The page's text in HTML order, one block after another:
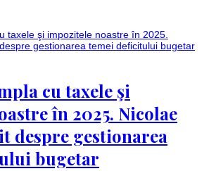
cu taxele şi
în 2025. Nicolae
despre gestionarea
bugetar